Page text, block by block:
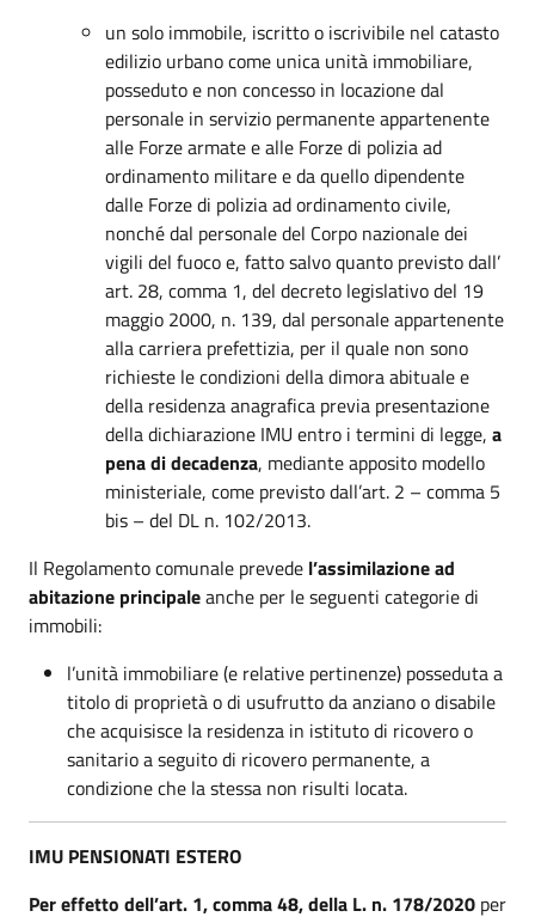
un solo immobile, iscritto o iscrivibile nel catasto
edilizio urbano come unica unità immobiliare,
posseduto e non concesso in locazione dal
personale in servizio permanente appartenente
alle Forze armate e alle Forze di polizia ad
ordinamento militare e da quello dipendente
dalle Forze di polizia ad ordinamento civile,
nonché dal personale del Corpo nazionale dei
vigili del fuoco e, fatto salvo quanto previsto dall’
art. 28, comma 1, del decreto legislativo del 19
maggio 2000, n. 139, dal personale appartenente
alla carriera prefettizia, per il quale non sono
richieste le condizioni della dimora abituale e
della residenza anagrafica previa presentazione
della dichiarazione IMU entro i termini di legge, a
pena di decadenza, mediante apposito modello
ministeriale, come previsto dall’art. 2 – comma 5
bis – del DL n. 102/2013.
Il Regolamento comunale prevede l’assimilazione ad
abitazione principaleanche per le seguenti categorie di
immobili:
l’unità immobiliare (e relative pertinenze) posseduta a
titolo di proprietà o di usufrutto da anziano o disabile
che acquisisce la residenza in istituto di ricovero o
sanitario a seguito di ricovero permanente, a
condizione che la stessa non risulti locata.
IMU PENSIONATI ESTERO
Per effetto dell’art. 1, comma 48, della L. n. 178/2020 per